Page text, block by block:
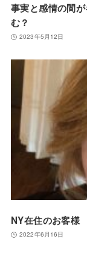
事実と感情の間
む？
2023年5月12日
NY在住のお客様
2022年6月16日